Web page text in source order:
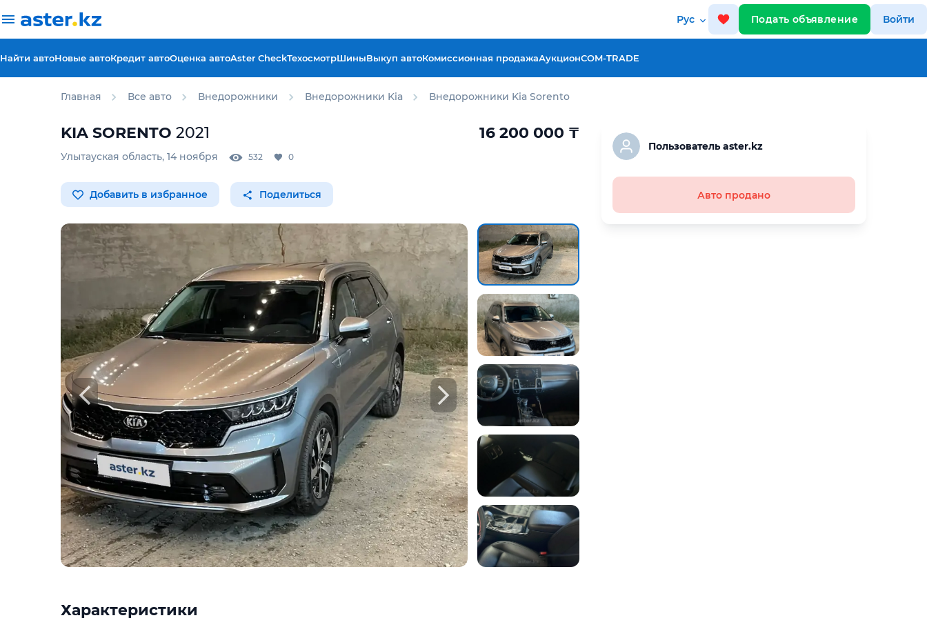
Рус Подать объявление Войти
Найти автоНовые автоКредит автоОценка автоAster CheckТехосмотрШиныВыкуп автоКомиссионная продажаАукционCOM-TRADE
Главная Все авто Внедорожники Внедорожники Kia Внедорожники Kia Sorento
KIA SORENTO 2021 16 200 000 ₸
Улытауская область, 14 ноября 532 0
Добавить в избранное Поделиться
Характеристики
Пользователь aster.kz
Авто продано